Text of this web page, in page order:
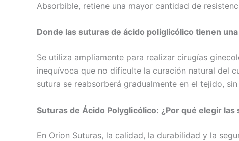
Absorbible, retiene una mayor cantidad de
Donde las suturas de ácido poliglicólico tienen
Se utiliza ampliamente para realizar cirugías
inequívoca que no dificulte la curación natural del
sutura se reabsorberá gradualmente en el tejido,
Suturas de Ácido Polyglicólico: ¿Por qué elegir
En Orion Suturas, la calidad, la durabilidad y la